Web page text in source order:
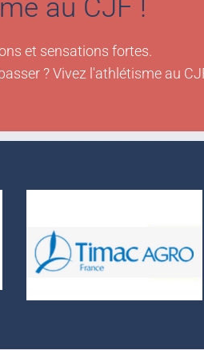
au CJF !
et sensations fortes.
? Vivez l'athlétisme au